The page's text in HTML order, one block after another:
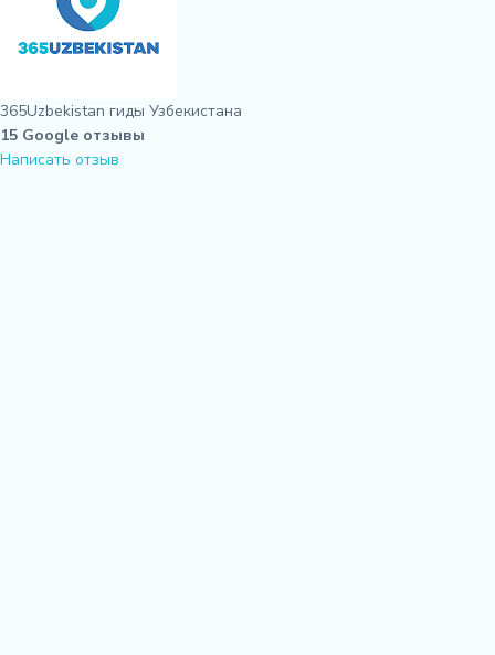
365Uzbekistan гиды Узбекистана
15 Google отзывы
Написать отзыв